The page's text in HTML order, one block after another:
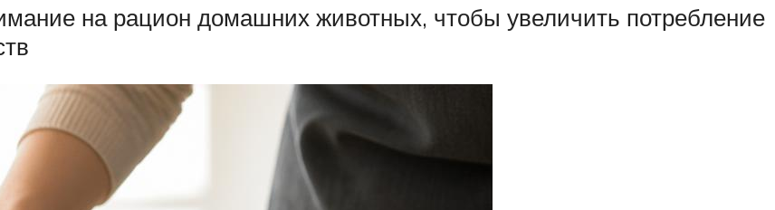
на рацион домашних животных, чтобы увеличить потребление